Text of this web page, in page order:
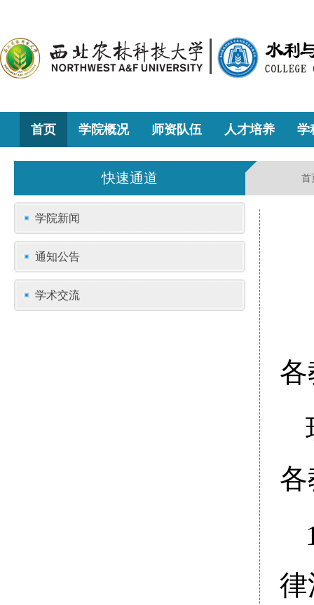
首页 学院概况 师资队伍 人才培养 学
快速通道 首
学院新闻
通知公告
学术交流
律